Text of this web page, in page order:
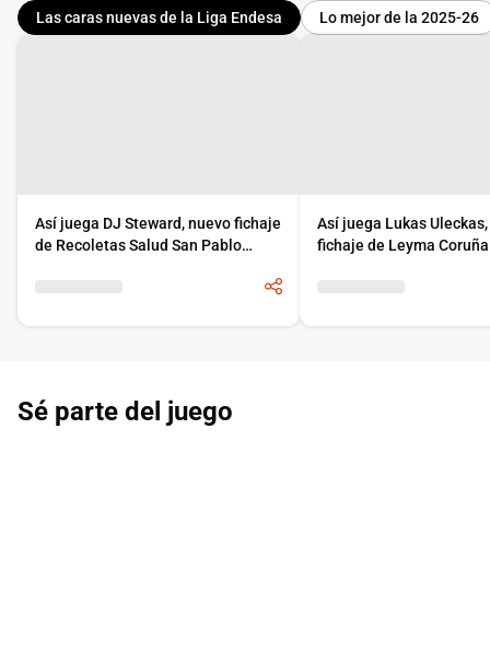
Las caras nuevas de la Liga Endesa Lo mejor de la 2025-26
Así juega DJ Steward, nuevo fichaje
de Recoletas Salud San Pablo
Así juega Lukas
fichaje de Leyma Coruña
Sé parte del juego